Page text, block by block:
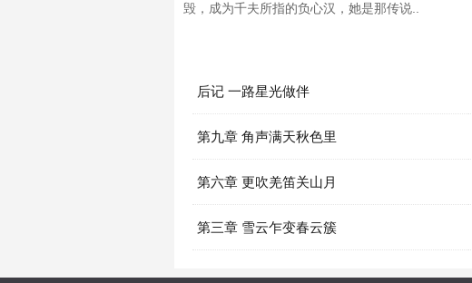
毁，成为千夫所指的负心汉，她是那传说..
后记 一路星光做伴
第九章 角声满天秋色里
第六章 更吹羌笛关山月
第三章 雪云乍变春云簇